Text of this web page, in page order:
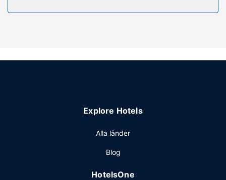
gratis wi-fi och en tv i allmänt utrymme. Detta hotell har
expressutcheckning och reception (öppen dygnet runt).
Explore Hotels
Alla länder
Blog
HotelsOne